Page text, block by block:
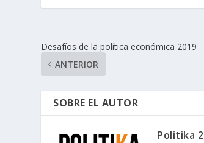
Desafíos de la política económica 2019
ANTERIOR
SOBRE EL AUTOR
Politika 2